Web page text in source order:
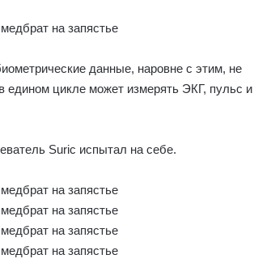
данные, наровне с этим, не
едином цикле может измерять ЭКГ, пульс и
Suric испытал на себе.